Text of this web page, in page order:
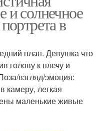
и солнечное
в
план. Девушка что
голову к плечу и
взгляд/эмоция:
камеру, легкая
маленькие живые